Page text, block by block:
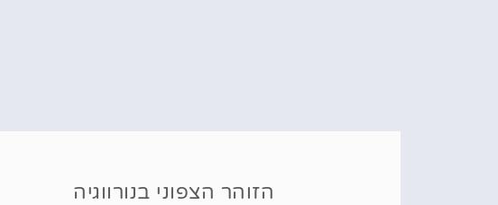
הזוהר הצפוני בנורווגיה